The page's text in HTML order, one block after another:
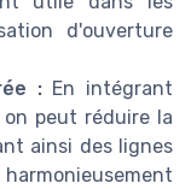
d'ouverture
:En intégrant
peut réduire la
ainsi des lignes